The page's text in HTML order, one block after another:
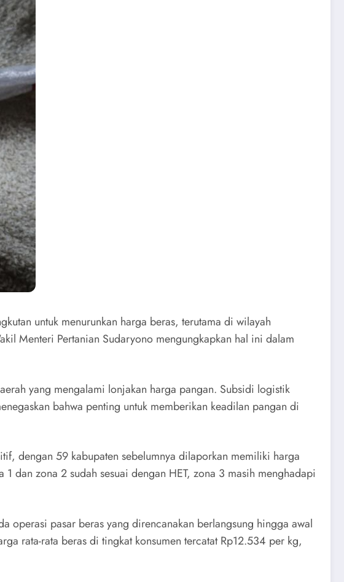
untuk menurunkan harga beras, terutama di wilayah
Menteri Pertanian Sudaryono mengungkapkan hal ini dalam
yang mengalami lonjakan harga pangan. Subsidi logistik
bahwa penting untuk memberikan keadilan pangan di
dengan 59 kabupaten sebelumnya dilaporkan memiliki harga
dan zona 2 sudah sesuai dengan HET, zona 3 masih menghadapi
operasi pasar beras yang direncanakan berlangsung hingga awal
rata-rata beras di tingkat konsumen tercatat Rp12.534 per kg,